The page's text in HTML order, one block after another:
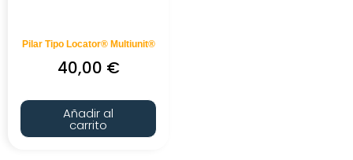
Pilar Tipo Locator® Multiunit®
40,00 €
Añadir al
carrito